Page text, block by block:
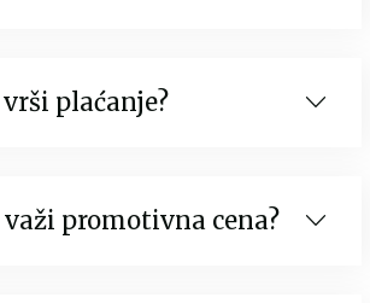
vrši plaćanje?
važi promotivna cena?